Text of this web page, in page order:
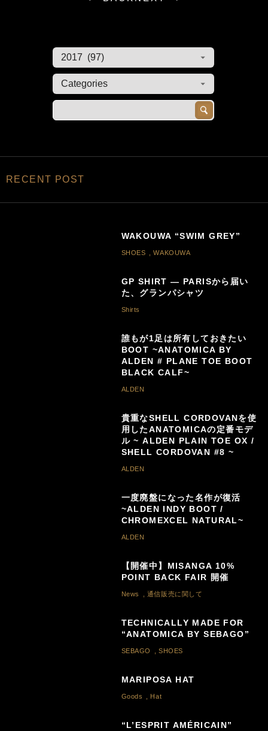
RECENT POST
WAKOUWA “SWIM GREY”
SHOES ,WAKOUWA
GP SHIRT — PARISから届い
た、グランパシャツ
Shirts
誰もが1足は所有しておきたい
BOOT ~ANATOMICA BY
ALDEN # PLANE TOE BOOT
BLACK CALF~
ALDEN
貴重なSHELL CORDOVANを使
用したANATOMICAの定番モデ
ル ~ ALDEN PLAIN TOE OX /
SHELL CORDOVAN #8 ~
ALDEN
一度廃盤になった名作が復活
~ALDEN INDY BOOT /
CHROMEXCEL NATURAL~
ALDEN
【開催中】MISANGA 10%
POINT BACK FAIR 開催
News 通信販売に関して
TECHNICALLY MADE FOR
“ANATOMICA BY SEBAGO”
SEBAGO ,SHOES
MARIPOSA HAT
Goods Hat
“L’ESPRIT AMÉRICAIN”